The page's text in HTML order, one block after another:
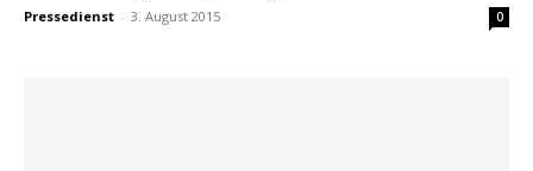
Pressedienst - 3. August 2015 0